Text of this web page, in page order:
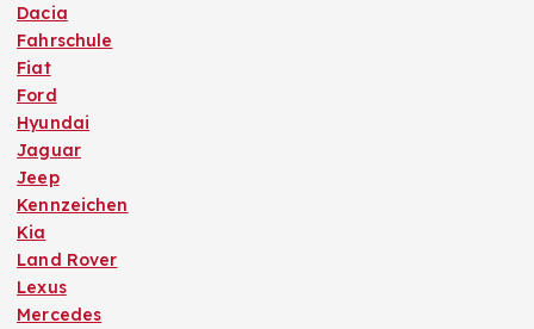
Dacia
Fahrschule
Fiat
Ford
Hyundai
Jaguar
Jeep
Kennzeichen
Kia
Land Rover
Lexus
Mercedes